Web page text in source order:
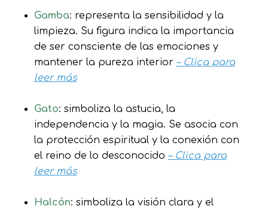
Gamba: representa la sensibilidad y la
limpieza. Su figura indica la importancia
de ser consciente de las emociones y
mantener la pureza interior – Clica para
leer más
Gato: simboliza la astucia, la
independencia y la magia. Se asocia con
la protección espiritual y la conexión con
el reino de lo desconocido – Clica para
leer más
Halcón: simboliza la visión clara y el